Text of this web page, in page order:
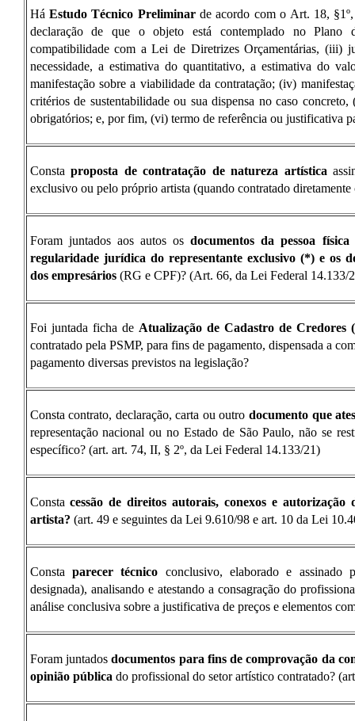
Há Estudo Técnico Preliminarde acordo com o Art. 18,
declaração de que o objeto está contemplado no Plano
compatibilidade com a Lei de Diretrizes Orçamentárias, (iii)
necessidade, a estimativa do quantitativo, a estimativa do
manifestação sobre a viabilidade da contratação; (iv)
critérios de sustentabilidade ou sua dispensa no caso
obrigatórios; e, por fim, (vi) termo de referência ou justificativa
Constaproposta de contratação de natureza artística
exclusivo ou pelo próprio artista (quando contratado diretamente
Foram juntados aos autos osdocumentos da pessoa
regularidade jurídica do representante exclusivo (*) e os
dos empresários (RG e CPF)? (Art. 66, da Lei Federal
Foi juntada ficha de Atualização de Cadastro de
contratado pela PSMP, para fins de pagamento, dispensada a
pagamento diversas previstos na legislação?
Consta contrato, declaração, carta ou outrodocumento que
representação nacional ou no Estado de São Paulo, não se
específico? (art. art. 74, II, § 2º, da Lei Federal 14.133/21)
Constacessão de direitos autorais, conexos e
artista? (art. 49 e seguintes da Lei 9.610/98 e art. 10 da Lei
Consta parecer técnico conclusivo, elaborado e assinado
designada), analisando e atestando a consagração do
análise conclusiva sobre a justificativa de preços e elementos
Foram juntadosdocumentos para fins de comprovação da
opinião pública do profissional do setor artístico contratado?